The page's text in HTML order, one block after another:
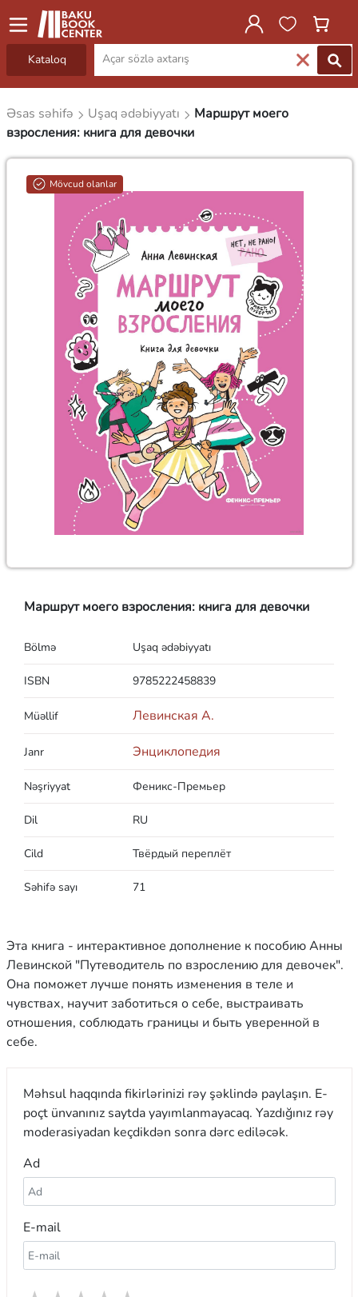
Kataloq
Əsas səhifə Uşaq ədəbiyyatı
Маршрут моего
взросления: книга для девочки
Mövcud olanlar
Маршрут моего взросления: книга для девочки
Bölmə Uşaq ədəbiyyatı
ISBN 9785222458839
Müəllif Левинская А.
Janr Энциклопедия
Nəşriyyat Феникс-Премьер
Dil RU
Cild Твёрдый переплёт
Səhifə sayı 71
Эта книга - интерактивное дополнение к пособию Анны
Левинской "Путеводитель по взрослению для девочек".
Она поможет лучше понять изменения в теле и
чувствах, научит заботиться о себе, выстраивать
отношения, соблюдать границы и быть уверенной в
себе.
Məhsul haqqında fikirlərinizi rəy şəklində paylaşın. E-
poçt ünvanınız saytda yayımlanmayacaq. Yazdığınız rəy
moderasiyadan keçdikdən sonra dərc ediləcək.
Ad
E-mail